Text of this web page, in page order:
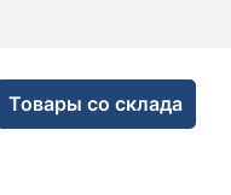
Товары со склада